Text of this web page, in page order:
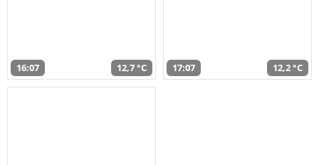
16:07 12,7 °C 17:07 12,2 °C